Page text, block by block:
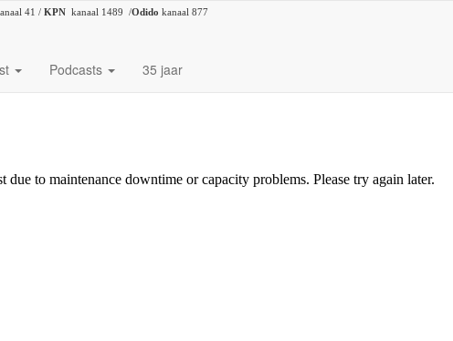
41 / KPN kanaal 1489 /Odido kanaal 877
Podcasts 35 jaar